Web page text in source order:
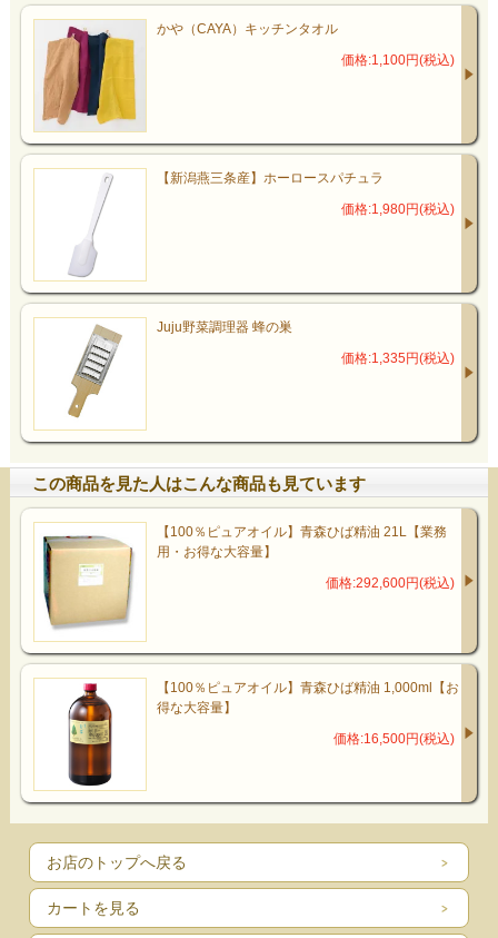
かや（CAYA）キッチンタオル
価格:1,100円(税込)
【新潟燕三条産】ホーロースパチュラ
価格:1,980円(税込)
Juju野菜調理器 蜂の巣
価格:1,335円(税込)
この商品を見た人はこんな商品も見ています
【100％ピュアオイル】青森ひば精油 21L【業務
用・お得な大容量】
価格:292,600円(税込)
【100％ピュアオイル】青森ひば精油 1,000ml【お
得な大容量】
価格:16,500円(税込)
お店のトップへ戻る
カートを見る